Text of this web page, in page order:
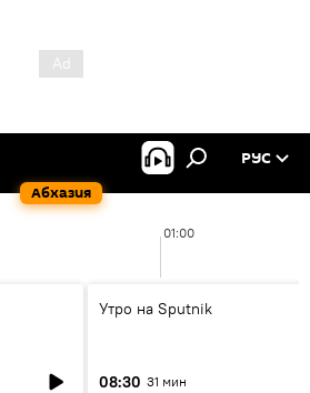
Абхазия
РУС
01:00
Утро на Sputnik
08:30 31 мин